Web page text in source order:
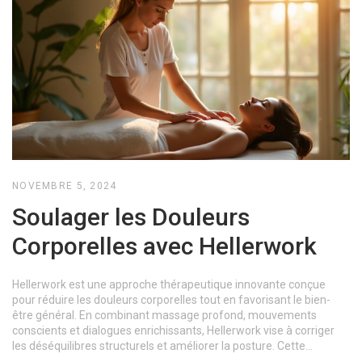
NOVEMBRE 5, 2024
Soulager les Douleurs
Corporelles avec Hellerwork
Hellerwork est une approche thérapeutique innovante conçue
pour réduire les douleurs corporelles tout en favorisant le bien-
être général. En combinant massage profond, mouvements
conscients et dialogues enrichissants, Hellerwork vise à corriger
les déséquilibres structurels et améliorer la posture. Cette